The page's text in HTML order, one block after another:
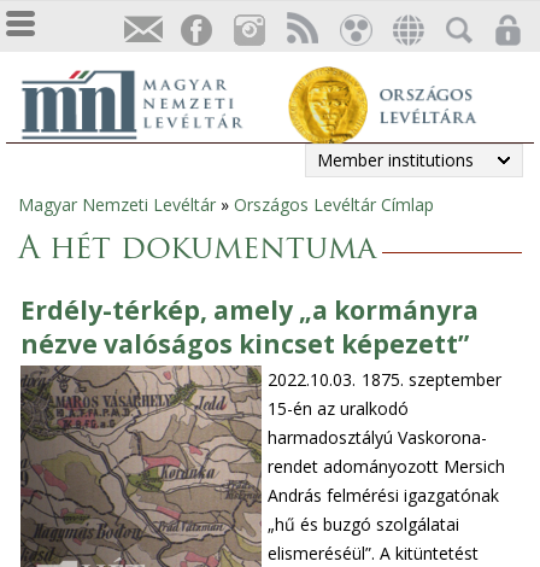
Member institutions
You
are
here
Magyar Nemzeti Levéltár » Országos Levéltár Címlap
A hét dokumentuma
Erdély-térkép, amely „a kormányra
nézve valóságos kincset képezett”
2022.10.03. 1875. szeptember
15-én az uralkodó
harmadosztályú Vaskorona-
rendet adományozott Mersich
András felmérési igazgatónak
„hű és buzgó szolgálatai
elismeréséül”. A kitüntetést